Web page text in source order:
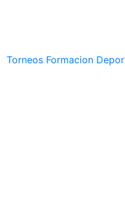
Torneos Formacion